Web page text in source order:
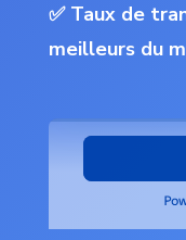
✅ Taux de
meilleurs du